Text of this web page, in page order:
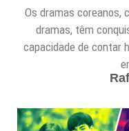
Os dramas coreanos,
dramas, têm
capacidade de contar